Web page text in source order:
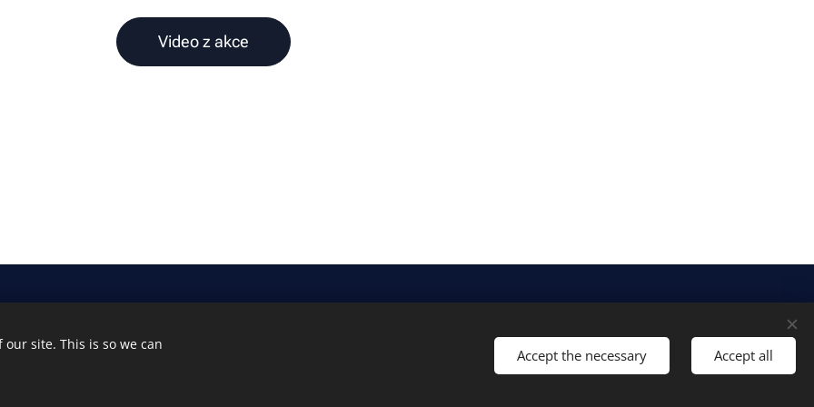
Video z akce
English
site. This is so we can
Accept the necessary Accept all